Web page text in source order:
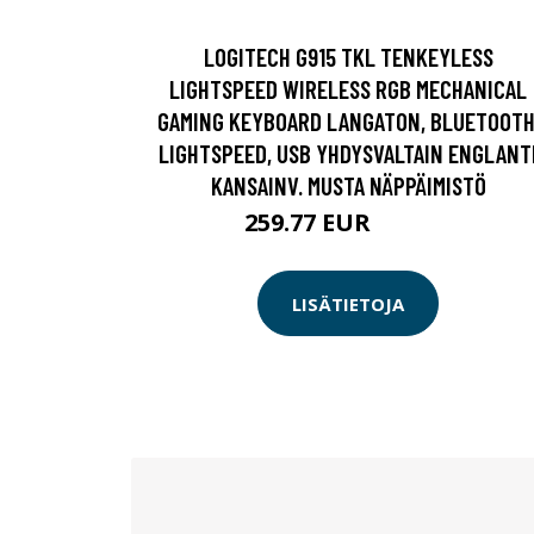
LOGITECH G915 TKL TENKEYLESS
LIGHTSPEED WIRELESS RGB MECHANICAL
GAMING KEYBOARD LANGATON,
LIGHTSPEED, USB YHDYSVALTAIN
KANSAINV. MUSTA NÄPPÄIMISTÖ
259.77 EUR
LISÄTIETOJA